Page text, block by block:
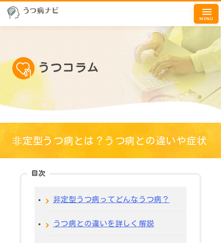
MENU
うつコラム
⾮定型うつ病とは？うつ病との違いや症状
目次
非定型うつ病ってどんなうつ病？
うつ病との違いを詳しく解説